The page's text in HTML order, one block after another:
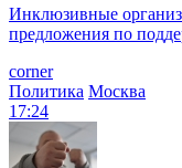
Инклюзивные
предложения по
corner
Политика Москва
17:24